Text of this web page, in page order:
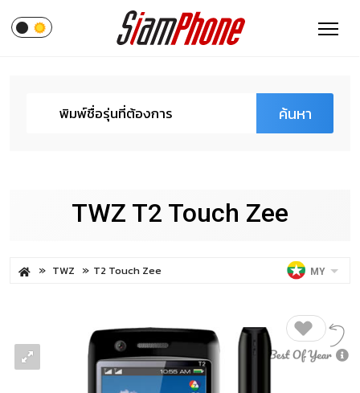
ค้นหา
TWZ T2 Touch Zee
TWZ T2 Touch Zee MY